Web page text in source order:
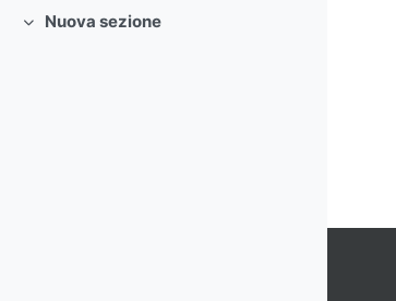
Minimizza
Nuova sezione